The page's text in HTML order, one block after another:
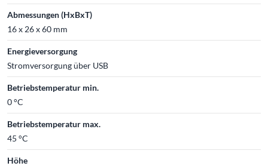
Abmessungen (HxBxT)
16 x 26 x 60 mm
Energieversorgung
Stromversorgung über USB
Betriebstemperatur min.
0 °C
Betriebstemperatur max.
45 °C
Höhe